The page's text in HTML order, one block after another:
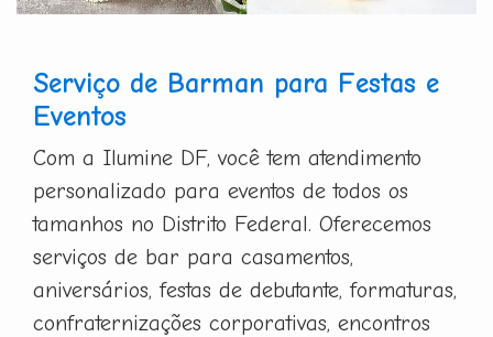
Serviço de Barman para Festas e
Eventos
Com a Ilumine DF, você tem atendimento
personalizado para eventos de todos os
tamanhos no Distrito Federal. Oferecemos
serviços de bar para casamentos,
aniversários, festas de debutante, formaturas,
confraternizações corporativas, encontros